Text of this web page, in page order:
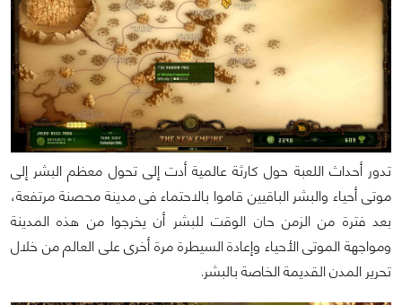
تدور أحداث اللعبة حول كارثة عالمية أدت إلى تحول معظم البشر إلى
موتى أحياء والبشر الباقيين قاموا بالاحتماء فى مدينة محصنة مرتفعة،
بعد فترة من الزمن حان الوقت للبشر أن يخرجوا من هذه المدينة
ومواجهة الموتى الأحياء وإعادة السيطرة مرة أخرى على العالم من خلال
تحرير المدن القديمة الخاصة بالبشر.